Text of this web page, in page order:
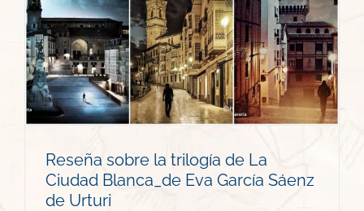
Reseña sobre la trilogía de La
Ciudad Blanca_de Eva García Sáenz
de Urturi